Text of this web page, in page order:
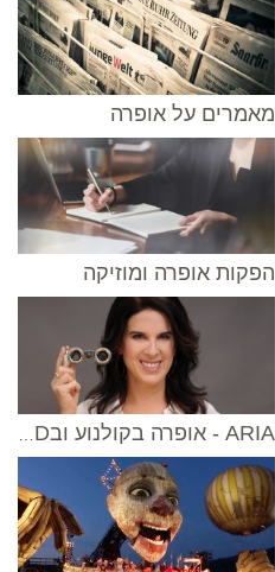
מאמרים על אופרה
הפקות אופרה ומוזיקה